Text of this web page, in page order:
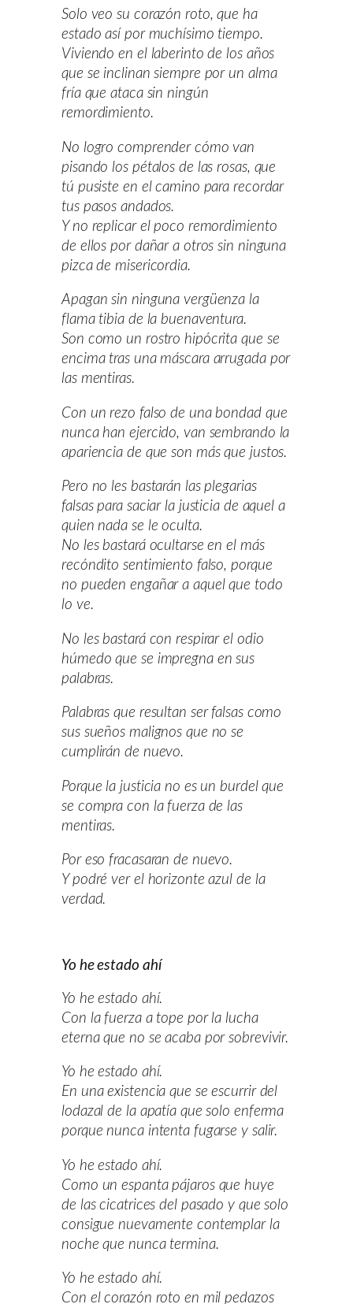
Solo veo su corazón roto, que ha
estado así por muchísimo tiempo.
Viviendo en el laberinto de los años
que se inclinan siempre por un alma
fría que ataca sin ningún
remordimiento.
No logro comprender cómo van
pisando los pétalos de las rosas, que
tú pusiste en el camino para recordar
tus pasos andados.
Y no replicar el poco remordimiento
de ellos por dañar a otros sin ninguna
pizca de misericordia.
Apagan sin ninguna vergüenza la
flama tibia de la buenaventura.
Son como un rostro hipócrita que se
encima tras una máscara arrugada por
las mentiras.
Con un rezo falso de una bondad que
nunca han ejercido, van sembrando la
apariencia de que son más que justos.
Pero no les bastarán las plegarias
falsas para saciar la justicia de aquel a
quien nada se le oculta.
No les bastará ocultarse en el más
recóndito sentimiento falso, porque
no pueden engañar a aquel que todo
lo ve.
No les bastará con respirar el odio
húmedo que se impregna en sus
palabras.
Palabras que resultan ser falsas como
sus sueños malignos que no se
cumplirán de nuevo.
Porque la justicia no es un burdel que
se compra con la fuerza de las
mentiras.
Por eso fracasaran de nuevo.
Y podré ver el horizonte azul de la
verdad.
Yo he estado ahí
Yo he estado ahí.
Con la fuerza a tope por la lucha
eterna que no se acaba por sobrevivir.
Yo he estado ahí.
En una existencia que se escurrir del
lodazal de la apatía que solo enferma
porque nunca intenta fugarse y salir.
Yo he estado ahí.
Como un espanta pájaros que huye
de las cicatrices del pasado y que solo
consigue nuevamente contemplar la
noche que nunca termina.
Yo he estado ahí.
Con el corazón roto en mil pedazos